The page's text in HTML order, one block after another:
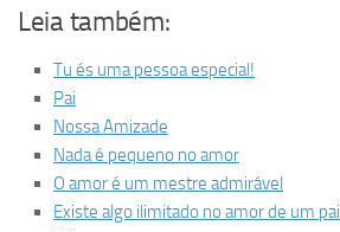
Leia também:
Tu és uma pessoa especial!
Pai
Nossa Amizade
Nada é pequeno no amor
O amor é um mestre admirável
Existe algo ilimitado no amor de um pai